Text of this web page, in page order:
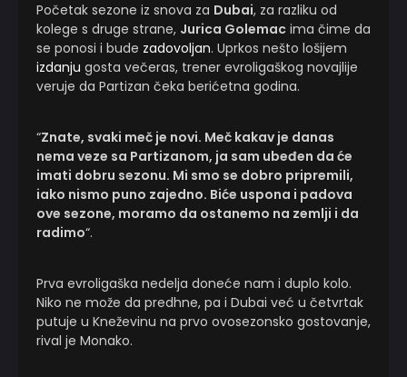
Početak sezone iz snova za Dubai, za razliku od
kolege s druge strane, Jurica Golemac ima čime da
se ponosi i bude zadovoljan. Uprkos nešto lošijem
izdanju gosta večeras, trener evroligaškog novajlije
veruje da Partizan čeka berićetna godina.
“Znate, svaki meč je novi. Meč kakav je danas
nema veze sa Partizanom, ja sam ubeđen da će
imati dobru sezonu. Mi smo se dobro pripremili,
iako nismo puno zajedno. Biće uspona i padova
ove sezone, moramo da ostanemo na zemlji i da
radimo“.
Prva evroligaška nedelja doneće nam i duplo kolo.
Niko ne može da predhne, pa i Dubai već u četvrtak
putuje u Kneževinu na prvo ovosezonsko gostovanje,
rival je Monako.